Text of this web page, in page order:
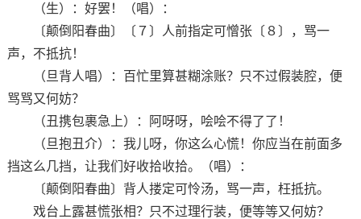
（生）：好罢！（唱）：
〔颠倒阳春曲〕〔７〕人前指定可憎张〔８〕，骂一
声，不抵抗！
（旦背人唱）：百忙里算甚糊涂账？只不过假装腔，便
骂骂又何妨？
（丑携包裹急上）：阿呀呀，哙哙不得了了！
（旦抱丑介）：我儿呀，你这么心慌！你应当在前面多
挡这么几挡，让我们好收拾收拾。（唱）：
〔颠倒阳春曲〕背人搂定可怜汤，骂一声，枉抵抗。
戏台上露甚慌张相？只不过理行装，便等等又何妨？